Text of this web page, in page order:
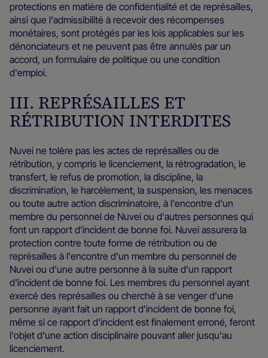
protections en matière de confidentialité et de représailles,
ainsi que l'admissibilité à recevoir des récompenses
monétaires, sont protégés par les lois applicables sur les
dénonciateurs et ne peuvent pas être annulés par un
accord, un formulaire de politique ou une condition
d'emploi.
III. REPRÉSAILLES ET
RÉTRIBUTION INTERDITES
Nuvei ne tolère pas les actes de représailles ou de
rétribution, y compris le licenciement, la rétrogradation, le
transfert, le refus de promotion, la discipline, la
discrimination, le harcèlement, la suspension, les menaces
ou toute autre action discriminatoire, à l'encontre d'un
membre du personnel de Nuvei ou d'autres personnes qui
font un rapport d'incident de bonne foi. Nuvei assurera la
protection contre toute forme de rétribution ou de
représailles à l'encontre d'un membre du personnel de
Nuvei ou d'une autre personne à la suite d'un rapport
d'incident de bonne foi. Les membres du personnel ayant
exercé des représailles ou cherché à se venger d'une
personne ayant fait un rapport d'incident de bonne foi,
même si ce rapport d'incident est finalement erroné, feront
l'objet d'une action disciplinaire pouvant aller jusqu'au
licenciement.